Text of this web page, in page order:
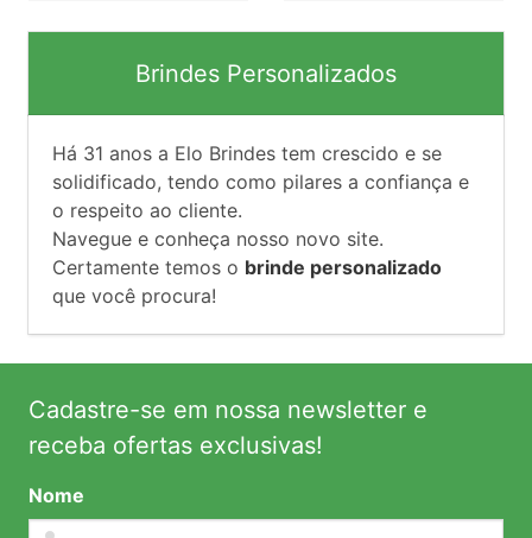
Brindes Personalizados
Há 31 anos a Elo Brindes tem crescido e se
solidificado, tendo como pilares a confiança e
o respeito ao cliente.
Navegue e conheça nosso novo site.
Certamente temos o brinde personalizado
que você procura!
Cadastre-se em nossa newsletter e
receba ofertas exclusivas!
Nome